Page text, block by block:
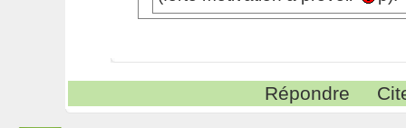
Répondre